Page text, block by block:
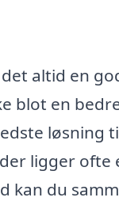
altid en
blot en
løsning
ligger ofte
du